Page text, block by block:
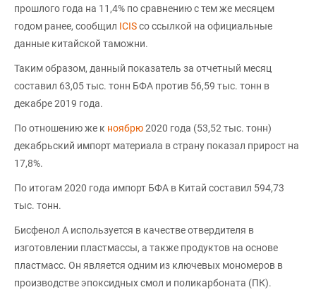
прошлого года на 11,4% по сравнению с тем же месяцем
годом ранее, сообщил ICISсо ссылкой на официальные
данные китайской таможни.
Таким образом, данный показатель за отчетный месяц
составил 63,05 тыс. тонн БФА против 56,59 тыс. тонн в
декабре 2019 года.
По отношению же к ноябрю2020 года (53,52 тыс. тонн)
декабрьский импорт материала в страну показал прирост на
17,8%.
По итогам 2020 года импорт БФА в Китай составил 594,73
тыс. тонн.
Бисфенол А используется в качестве отвердителя в
изготовлении пластмассы, а также продуктов на основе
пластмасс. Он является одним из ключевых мономеров в
производстве эпоксидных смол и поликарбоната (ПК).